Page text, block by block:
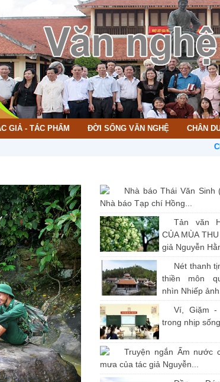
GIẢ - TÁC PHẨM ĐỜI SỐNG VĂN NGHỆ CHÂN
CHÀO
Nhà báo Thái Văn Sinh
Nhà báo Tạp chí Hồng...
Tản văn
CỦA MÙA
giả Nguyễn
Nét thanh
thiền môn
nhìn Nhiếp
Ví, Giặm -
trong nhịp
Truyện ngắn Ấm nước
mưa của tác giả Nguyễn...